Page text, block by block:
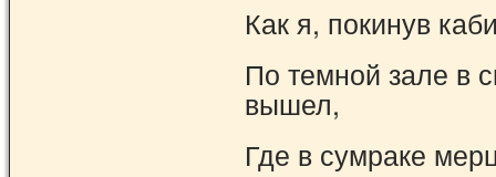
Как я, покинув
По темной зале в
вышел,
Где в сумраке